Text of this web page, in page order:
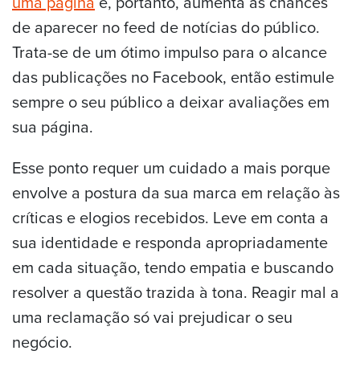
de aparecer no feed de notícias do público.
Trata-se de um ótimo impulso para o alcance
das publicações no Facebook, então estimule
sempre o seu público a deixar avaliações em
sua página.
Esse ponto requer um cuidado a mais porque
envolve a postura da sua marca em relação às
críticas e elogios recebidos. Leve em conta a
sua identidade e responda apropriadamente
em cada situação, tendo empatia e buscando
resolver a questão trazida à tona. Reagir mal a
uma reclamação só vai prejudicar o seu
negócio.